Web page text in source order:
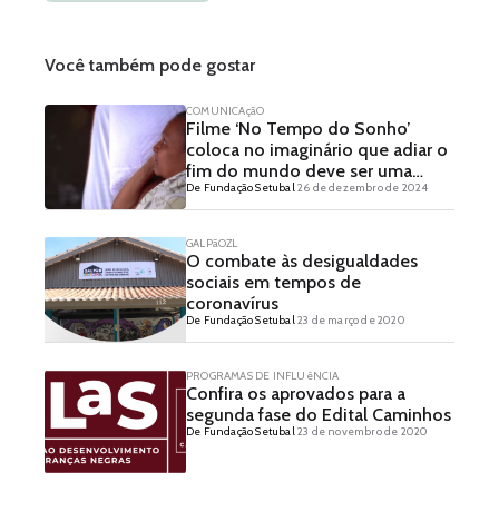
Você também pode gostar
COMUNICAçãO
Filme ‘No Tempo do Sonho’
coloca no imaginário que adiar o
fim do mundo deve ser uma
meta real
De Fundação Setubal26 de dezembro de 2024
GALPãOZL
O combate às desigualdades
sociais em tempos de
coronavírus
De Fundação Setubal23 de março de 2020
PROGRAMAS DE INFLUêNCIA
Confira os aprovados para a
segunda fase do Edital Caminhos
De Fundação Setubal23 de novembro de 2020